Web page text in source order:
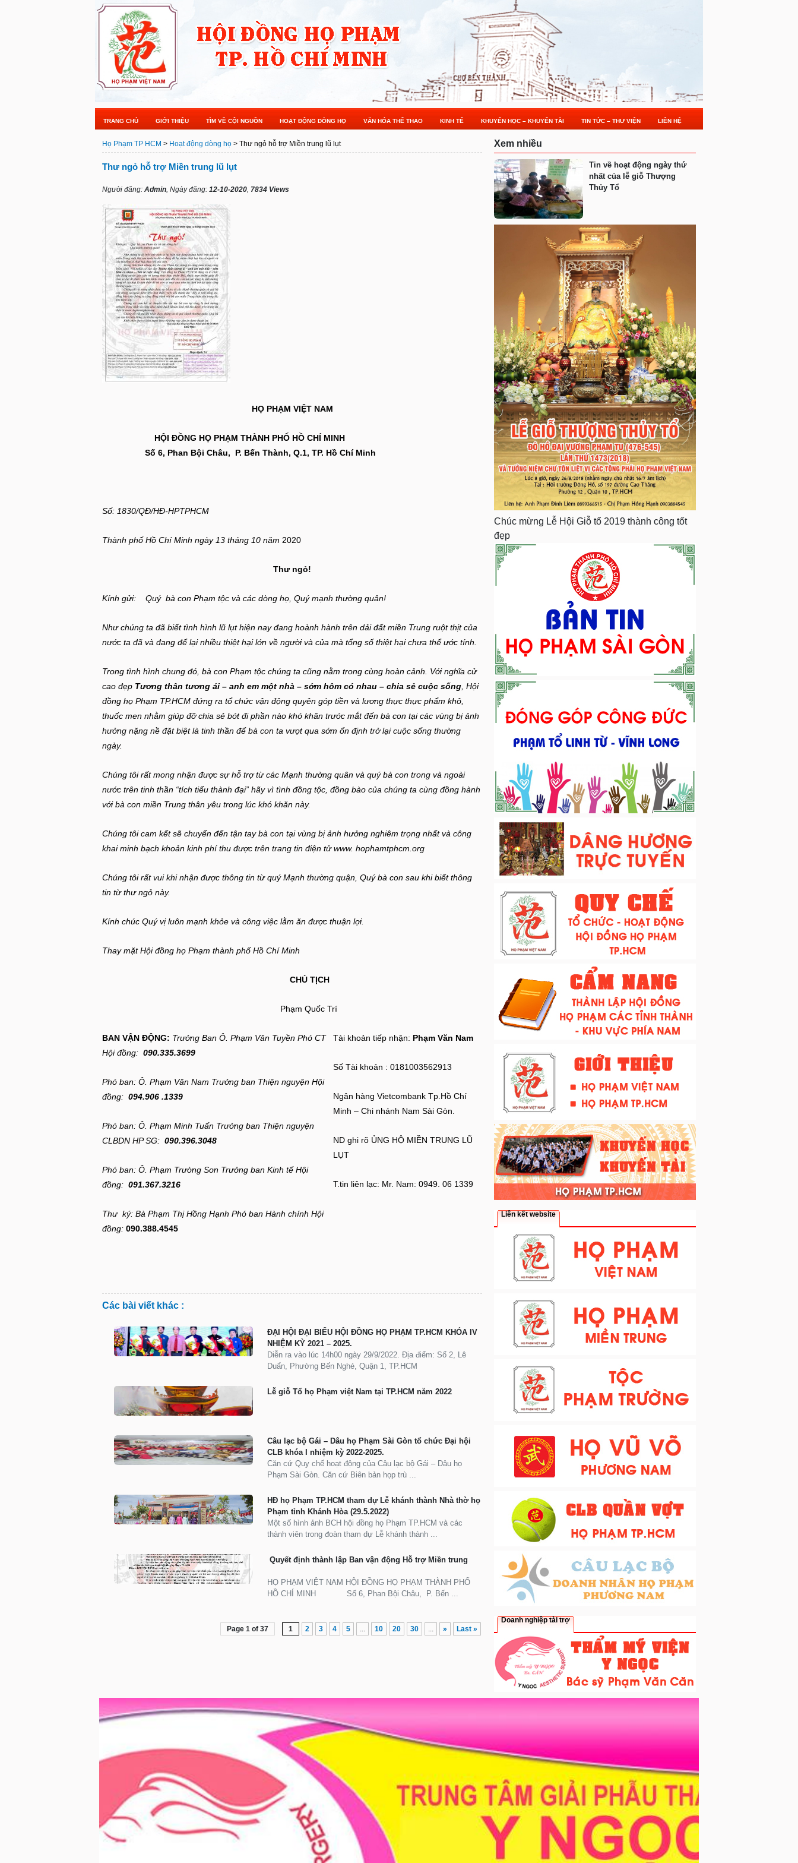
TRANG CHỦ GIỚI THIỆU TÌM VỀ CỘI NGUỒN HOẠT ĐỘNG DÒNG HỌ VĂN HÓA THỂ THAO KINH TẾ KHUYẾN HỌC – KHUYẾN TÀI TIN TỨC – THƯ VIỆN LIÊN HỆ
Họ Phạm TP HCM > Hoạt động dòng họ > Thư ngỏ hỗ trợ Miền trung lũ lụt
Thư ngỏ hỗ trợ Miền trung lũ lụt
Người đăng: Admin, Ngày đăng: 12-10-2020, 7834 Views
HỌ PHẠM VIỆT NAM
HỘI ĐỒNG HỌ PHẠM THÀNH PHỐ HỒ CHÍ MINH
Số 6, Phan Bội Châu, P. Bến Thành, Q.1, TP. Hồ Chí Minh
Số: 1830/QĐ/HĐ-HPTPHCM
Thành phố Hồ Chí Minh ngày 13 tháng 10 năm 2020
Thư ngỏ!
Kính gửi: Quý bà con Phạm tộc và các dòng họ, Quý mạnh thường quân!
Như chúng ta đã biết tình hình lũ lụt hiện nay đang hoành hành trên dải đất miền Trung ruột thịt của
nước ta đã và đang để lại nhiều thiệt hại lớn về người và của mà tổng số thiệt hại chưa thể ước tính.
Trong tình hình chung đó, bà con Phạm tộc chúng ta cũng nằm trong cùng hoàn cảnh. Với nghĩa cử
cao đẹp Tương thân tương ái – anh em một nhà – sớm hôm có nhau – chia sẻ cuộc sống , Hội
đồng họ Phạm TP.HCM đứng ra tổ chức vận động quyên góp tiền và lương thực thực phẩm khô,
thuốc men nhằm giúp đỡ chia sẻ bớt đi phần nào khó khăn trước mắt đến bà con tại các vùng bị ảnh
hưởng nặng nề đặt biệt là tinh thần để bà con ta vượt qua sớm ổn định trở lại cuộc sống thường
ngày.
Chúng tôi rất mong nhận được sự hỗ trợ từ các Mạnh thường quân và quý bà con trong và ngoài
nước trên tinh thần “tích tiểu thành đại” hãy vì tình đồng tộc, đồng bào của chúng ta cùng đồng hành
với bà con miền Trung thân yêu trong lúc khó khăn này.
Chúng tôi cam kết sẽ chuyển đến tận tay bà con tại vùng bị ảnh hưởng nghiêm trọng nhất và công
khai minh bạch khoản kinh phí thu được trên trang tin điện tử www. hophamtphcm.org
Chúng tôi rất vui khi nhận được thông tin từ quý Mạnh thường quận, Quý bà con sau khi biết thông
tin từ thư ngỏ này.
Kính chúc Quý vị luôn mạnh khỏe và công việc lằm ăn được thuận lợi.
Thay mặt Hội đồng họ Phạm thành phố Hồ Chí Minh
CHỦ TỊCH
Phạm Quốc Trí
BAN VẬN ĐỘNG: Trưởng Ban Ô. Phạm Văn Tuyền Phó CT
Hội đồng: 090.335.3699
Phó ban: Ô. Phạm Văn Nam Trưởng ban Thiện nguyện Hội
đồng: 094.906 .1339
Phó ban: Ô. Phạm Minh Tuấn Trưởng ban Thiện nguyện
CLBDN HP SG: 090.396.3048
Phó ban: Ô. Phạm Trường Sơn Trưởng ban Kinh tế Hội
đồng: 091.367.3216
Thư ký: Bà Phạm Thị Hồng Hạnh Phó ban Hành chính Hội
đồng: 090.388.4545
Tài khoản tiếp nhận: Phạm Văn Nam
Số Tài khoản : 0181003562913
Ngân hàng Vietcombank Tp.Hồ Chí
Minh – Chi nhánh Nam Sài Gòn.
ND ghi rõ ỦNG HỘ MIỀN TRUNG LŨ
LỤT
T.tin liên lạc: Mr. Nam: 0949. 06 1339
Các bài viết khác :
ĐẠI HỘI ĐẠI BIỂU HỘI ĐỒNG HỌ PHẠM TP.HCM KHÓA IV
NHIỆM KỲ 2021 – 2025.
Diễn ra vào lúc 14h00 ngày 29/9/2022. Địa điểm: Số 2, Lê
Duẩn, Phường Bến Nghé, Quận 1, TP.HCM
Lễ giỗ Tổ họ Phạm việt Nam tại TP.HCM năm 2022
Câu lạc bộ Gái – Dâu họ Phạm Sài Gòn tổ chức Đại hội
CLB khóa I nhiệm kỳ 2022-2025.
Căn cứ Quy chế hoạt động của Câu lạc bộ Gái – Dâu họ
Phạm Sài Gòn. Căn cứ Biên bản họp trù ...
HĐ họ Phạm TP.HCM tham dự Lễ khánh thành Nhà thờ họ
Phạm tỉnh Khánh Hòa (29.5.2022)
Một số hình ảnh BCH hội đồng họ Phạm TP.HCM và các
thành viên trong đoàn tham dự Lễ khánh thành ...
Quyết định thành lập Ban vận động Hỗ trợ Miền trung
HỌ PHẠM VIỆT NAM HỘI ĐỒNG HỌ PHẠM THÀNH PHỐ
HỒ CHÍ MINH Số 6, Phan Bội Châu, P. Bến ...
Page 1 of 37 1 2 3 4 5 10 20 30 » Last »
Xem nhiều
Tin về hoạt động ngày thứ
nhất của lễ giỗ Thượng
Thủy Tổ
Chúc mừng Lễ Hội Giỗ tổ 2019 thành công tốt
đẹp
Liên kết website
Doanh nghiệp tài trợ